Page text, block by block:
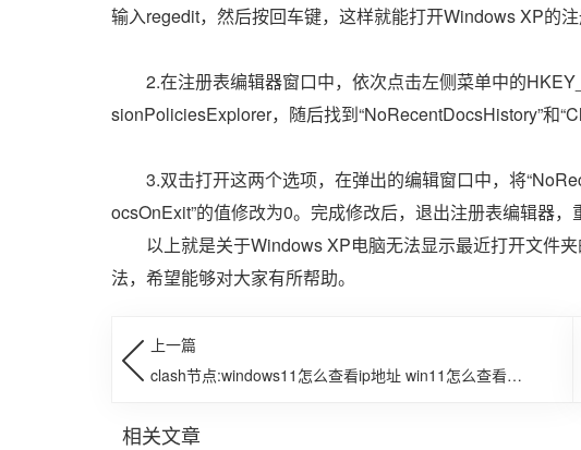
输入regedit，然后按回车键，这样就能打开Windows XP的注
2.在注册表编辑器窗口中，依次点击左侧菜单中的
sionPoliciesExplorer，随后找到“NoRecentDocsHistory”和
3.双击打开这两个选项，在弹出的编辑窗口中，将
ocsOnExit”的值修改为0。完成修改后，退出注册表编辑器，
以上就是关于Windows XP电脑无法显示最近打开文件夹
法，希望能够对大家有所帮助。
上一篇
clash节点:windows11怎么查看ip地址 win11怎么查看电
相关文章